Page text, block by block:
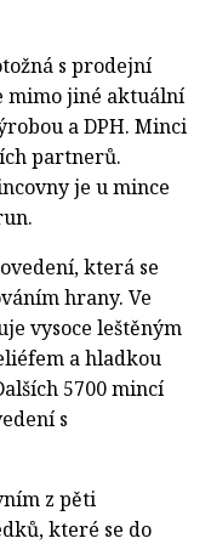
s prodejní
mimo jiné aktuální
a DPH. Minci
partnerů.
je u mince
která se
hrany. Ve
vysoce leštěným
a hladkou
5700 mincí
s
z pěti
které se do